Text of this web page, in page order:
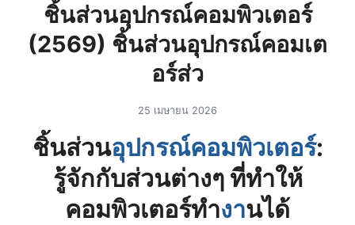
ชิ้นส่วนอุปกรณ์คอมพิวเตอร์
(2569) ชิ้นส่วนอุปกรณ์คอมเต
อร์ส่ว
25 เมษายน 2026
ชิ้นส่วนอุปกรณ์คอมพิวเตอร์:
รู้จักกับส่วนต่างๆ ที่ทำให้
คอมพิวเตอร์ทำงานได้